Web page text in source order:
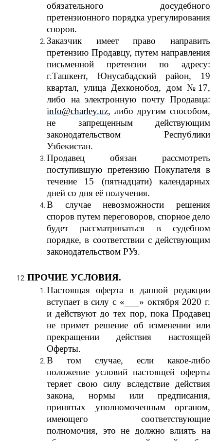
обязательного досудебного
претензионного порядка урегулирования
споров.
Заказчик имеет право направить
претензию Продавцу, путем направления
письменной претензии по адресу:
г.Ташкент, Юнусабадский район, 19
квартал, улица Дехконобод, дом №17,
либо на электронную почту Продавца:
info@charley.uz, либо другим способом,
не запрещенным действующим
законодательством Республики
Узбекистан.
Продавец обязан рассмотреть
поступившую претензию Покупателя в
течение 15 (пятнадцати) календарных
дней со дня её получения.
В случае невозможности решения
споров путем переговоров, спорное дело
будет рассматриваться в судебном
порядке, в соответствии с действующим
законодательством РУз.
ПРОЧИЕ УСЛОВИЯ.
Настоящая оферта в данной редакции
вступает в силу с «___» октября 2020 г.
и действуют до тех пор, пока Продавец
не примет решение об изменении или
прекращении действия настоящей
Оферты.
В том случае, если какое-либо
положение условий настоящей оферты
теряет свою силу вследствие действия
закона, нормы или предписания,
принятых уполномоченным органом,
имеющего соответствующие
полномочия, это не должно влиять на